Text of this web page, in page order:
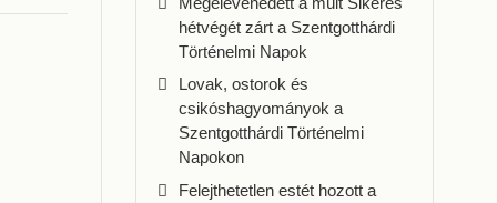
hétvégét zárt a Szentgotthárdi
Történelmi Napok
Lovak, ostorok és
csikóshagyományok a
Szentgotthárdi Történelmi
Napokon
Felejthetetlen estét hozott a